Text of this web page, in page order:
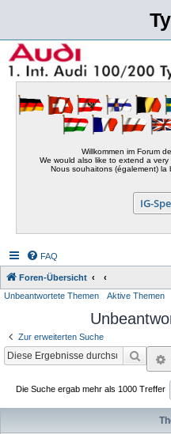
Willkommen im Forum
We would also like to extend a
Nous souhaitons (également) la
IG-
FAQ
Foren-Übersicht
Unbeantwortete Themen Aktive Themen
Zur erweiterten Suche
Suche
Die Suche ergab mehr als 1000 Treffer